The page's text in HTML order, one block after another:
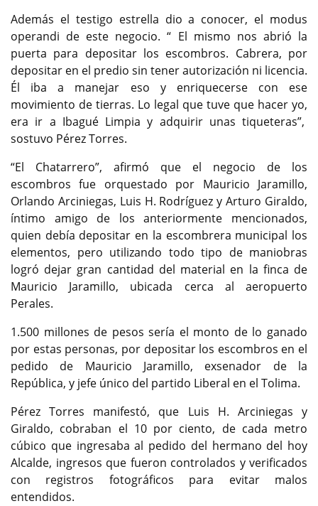
Además el testigo estrella dio a conocer, el modus
operandi de este negocio. “ El mismo nos abrió la
puerta para depositar los escombros. Cabrera, por
depositar en el predio sin tener autorización ni licencia.
Él iba a manejar eso y enriquecerse con ese
movimiento de tierras. Lo legal que tuve que hacer yo,
era ir a Ibagué Limpia y adquirir unas tiqueteras”,
sostuvo Pérez Torres.
“El Chatarrero”, afirmó que el negocio de los
escombros fue orquestado por Mauricio Jaramillo,
Orlando Arciniegas, Luis H. Rodríguez y Arturo Giraldo,
íntimo amigo de los anteriormente mencionados,
quien debía depositar en la escombrera municipal los
elementos, pero utilizando todo tipo de maniobras
logró dejar gran cantidad del material en la finca de
Mauricio Jaramillo, ubicada cerca al aeropuerto
Perales.
1.500 millones de pesos sería el monto de lo ganado
por estas personas, por depositar los escombros en el
pedido de Mauricio Jaramillo, exsenador de la
República, y jefe único del partido Liberal en el Tolima.
Pérez Torres manifestó, que Luis H. Arciniegas y
Giraldo, cobraban el 10 por ciento, de cada metro
cúbico que ingresaba al pedido del hermano del hoy
Alcalde, ingresos que fueron controlados y verificados
con registros fotográficos para evitar malos
entendidos.